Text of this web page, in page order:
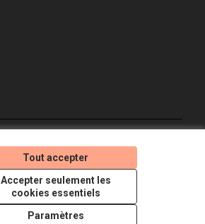
Tout accepter
Accepter seulement les
cookies essentiels
Paramètres
(Lien externe)
(Lien externe)
(Lien externe)
Licence Creative
(Lien externe)